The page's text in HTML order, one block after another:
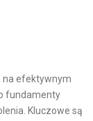
na efektywnym
fundamenty
Kluczowe są